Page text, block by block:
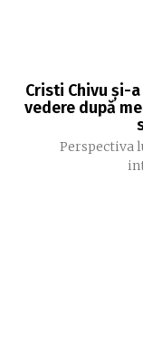
Cristi Chivu și-
vedere după
Perspectiva